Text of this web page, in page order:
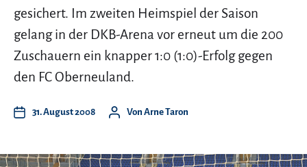
gesichert. Im zweiten Heimspiel der Saison
gelang in der DKB-Arena vor erneut um die 200
Zuschauern ein knapper 1:0 (1:0)-Erfolg gegen
den FC Oberneuland.
31. August 2008 Von Arne Taron